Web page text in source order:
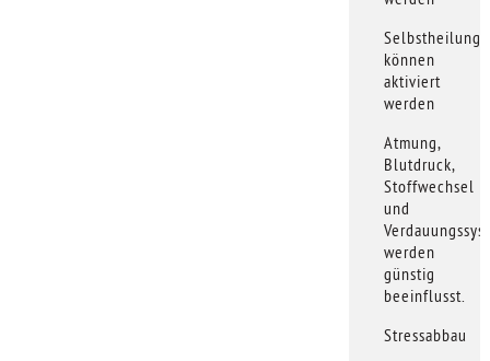
können
aktiviert
werden
Atmung,
Blutdruck,
Stoffwechsel
und
werden
günstig
beeinflusst.
Stressabbau